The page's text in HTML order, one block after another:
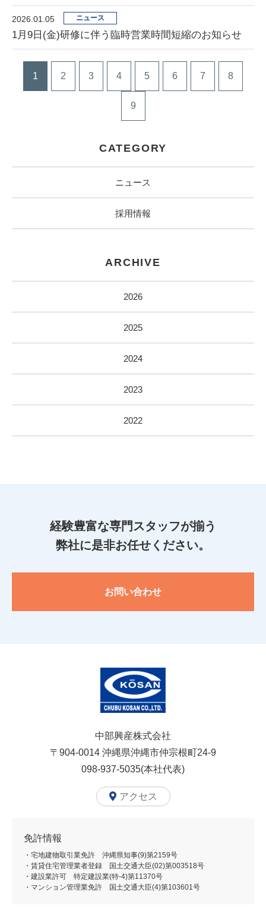
2026.01.05 ニュース
1月9日(金)研修に伴う臨時営業時間短縮のお知らせ
1 2 3 4 5 6 7 8
9
CATEGORY
ニュース
採用情報
ARCHIVE
2026
2025
2024
2023
2022
経験豊富な専門スタッフが揃う
弊社に是非お任せください。
お問い合わせ
中部興産株式会社
〒904-0014 沖縄県沖縄市仲宗根町24-9
098-937-5035(本社代表)
アクセス
免許情報
・宅地建物取引業免許 沖縄県知事(9)第2159号
・賃貸住宅管理業者登録 国土交通大臣(02)第003518号
・建設業許可 特定建設業(特-4)第11370号
・マンション管理業免許 国土交通大臣(4)第103601号